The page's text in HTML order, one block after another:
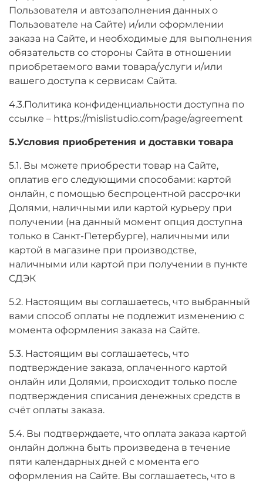
Пользователя и автозаполнения данных о
Пользователе на Сайте) и/или оформлении
заказа на Сайте, и необходимые для выполнения
обязательств со стороны Сайта в отношении
приобретаемого вами товара/услуги и/или
вашего доступа к сервисам Сайта.
4.3.Политика конфиденциальности доступна по
ссылке – https://mislistudio.com/page/agreement
5.Условия приобретения и доставки товара
5.1. Вы можете приобрести товар на Сайте,
оплатив его следующими способами: картой
онлайн, с помощью беспроцентной рассрочки
Долями, наличными или картой курьеру при
получении (на данный момент опция доступна
только в Санкт-Петербурге), наличными или
картой в магазине при производстве,
наличными или картой при получении в пункте
СДЭК
5.2. Настоящим вы соглашаетесь, что выбранный
вами способ оплаты не подлежит изменению с
момента оформления заказа на Сайте.
5.3. Настоящим вы соглашаетесь, что
подтверждение заказа, оплаченного картой
онлайн или Долями, происходит только после
подтверждения списания денежных средств в
счёт оплаты заказа.
5.4. Вы подтверждаете, что оплата заказа картой
онлайн должна быть произведена в течение
пяти календарных дней с момента его
оформления на Сайте. Вы соглашаетесь, что в